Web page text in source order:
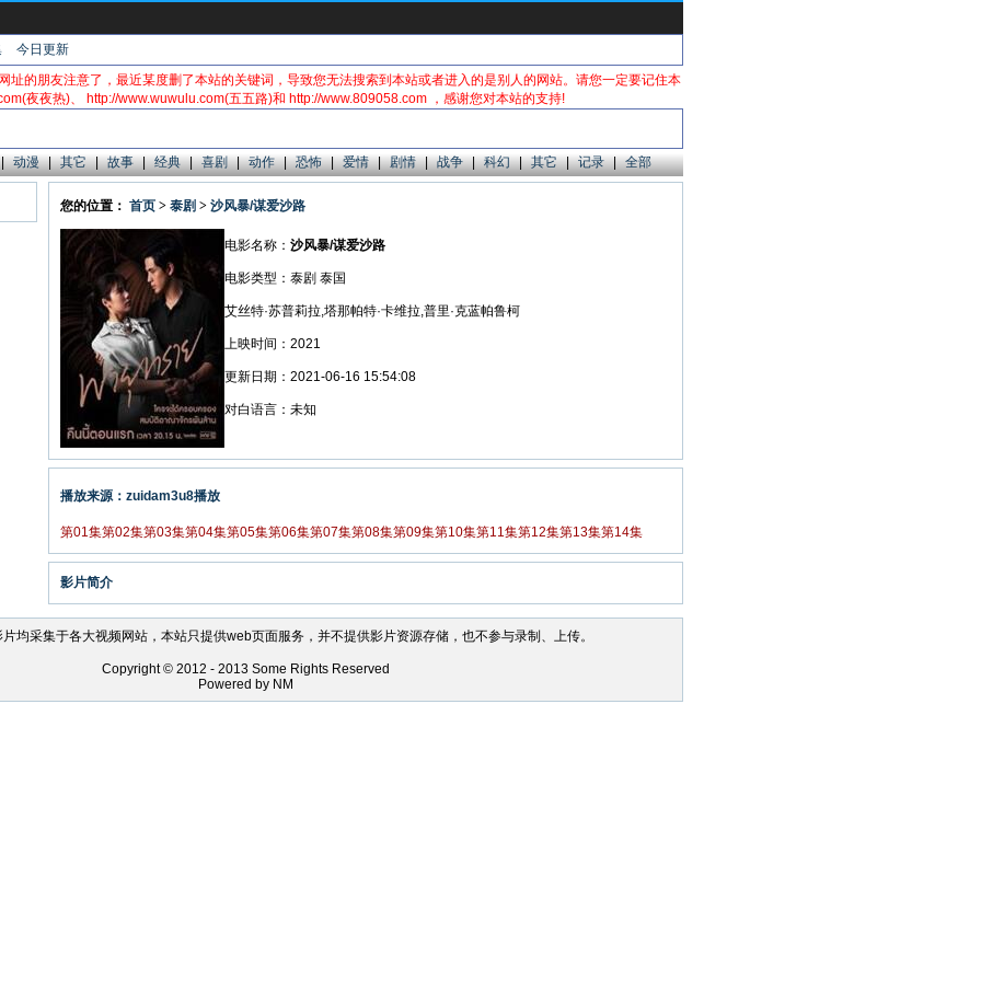
今日更新
址的朋友注意了，最近某度删了本站的关键词，导致您无法搜索到本站或者进入的是别人的网站。请您一定要记住本
夜夜热)、 http://www.wuwulu.com(五五路)和 http://www.809058.com ，感谢您对本站的支持!
| 动漫 | 其它 | 故事 | 经典 | 喜剧 | 动作 | 恐怖 | 爱情 | 剧情 | 战争 | 科幻 | 其它 | 记录 | 全部
您的位置： 首页 > 泰剧 > 沙风暴/谋爱沙路
电影名称： 沙风暴/谋爱沙路
电影类型：泰剧 泰国
艾丝特·苏普莉拉,塔那帕特·卡维拉,普里·克蓝帕鲁柯
上映时间：2021
更新日期：2021-06-16 15:54:08
对白语言：未知
播放来源：zuidam3u8播放
第01集第02集第03集第04集第05集第06集第07集第08集第09集第10集第11集第12集第13集第14集
影片简介
均采集于各大视频网站，本站只提供web页面服务，并不提供影片资源存储，也不参与录制、上传。
Copyright © 2012 - 2013 Some Rights Reserved
Powered by NM